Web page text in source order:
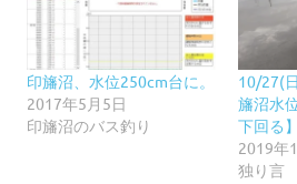
印旛沼、水位250cm台に。
2017年5月5日
印旛沼のバス釣り
10/27(
旛沼水
下回る】
2019年
独り言